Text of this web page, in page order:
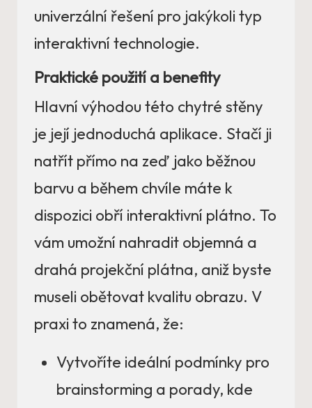
univerzální řešení pro jakýkoli typ
interaktivní technologie.
Praktické použití a benefity
Hlavní výhodou této chytré stěny
je její jednoduchá aplikace. Stačí ji
natřít přímo na zeď jako běžnou
barvu a během chvíle máte k
dispozici obří interaktivní plátno. To
vám umožní nahradit objemná a
drahá projekční plátna, aniž byste
museli obětovat kvalitu obrazu. V
praxi to znamená, že:
Vytvoříte ideální podmínky pro
brainstorming a porady, kde